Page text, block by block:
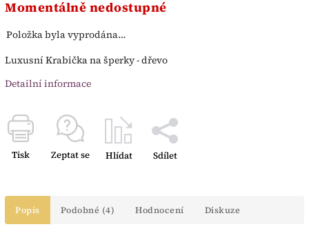
Momentálně nedostupné
Položka byla vyprodána…
Luxusní Krabička na šperky - dřevo
Detailní informace
Tisk Zeptat se Hlídat Sdílet
Popis Podobné (4) Hodnocení Diskuze